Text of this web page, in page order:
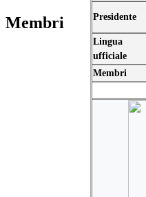
Presidente
Lingua
ufficiale
Membri
Membri